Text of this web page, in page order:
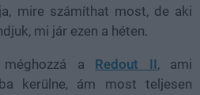
mire számíthat most, de aki
mi jár ezen a héten.
a Redout II, ami
kerülne, ám most teljesen